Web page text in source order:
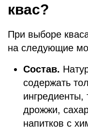
квас?
При выборе
на следующие
Состав.
содержать
ингредиенты,
дрожжи,
напитков с